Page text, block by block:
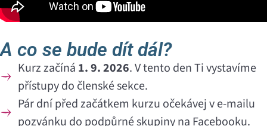
A co se bude dít dál?
Kurz začíná 1. 9. 2026. V tento den Ti vystavíme
přístupy do členské sekce.
Pár dní před začátkem kurzu očekávej v e-mailu
pozvánku do podpůrné skupiny na Facebooku.